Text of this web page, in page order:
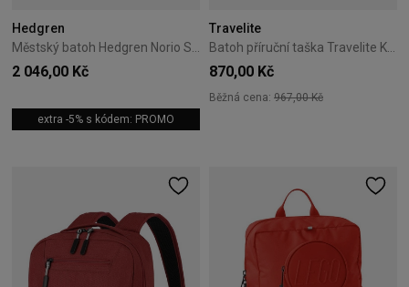
Hedgren
2 046,00 Kč
extra -5% s kódem: PROMO
Travelite
870,00 Kč
Běžná cena: 967,00 Kč